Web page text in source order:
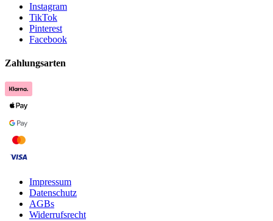
Instagram
TikTok
Pinterest
Facebook
Zahlungsarten
Impressum
Datenschutz
AGBs
Widerrufsrecht